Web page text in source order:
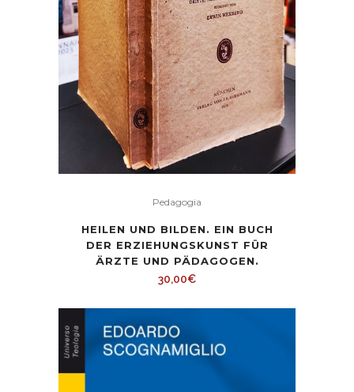
Pedagogia
HEILEN UND BILDEN. EIN BUCH
DER ERZIEHUNGSKUNST FÜR
ÄRZTE UND PÄDAGOGEN.
30,00€